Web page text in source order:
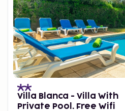
Villa Blanca - Villa With
Private Pool. Free Wifi